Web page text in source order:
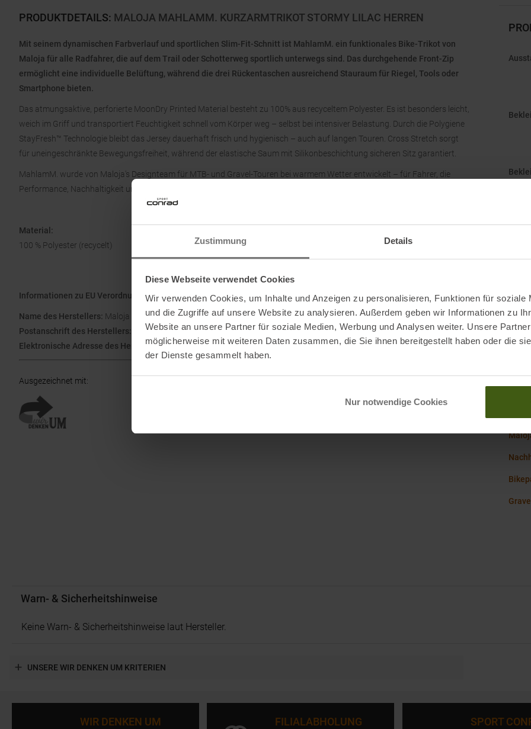
Zustimmung Details
Diese Webseite verwendet Cookies
Wir verwenden Cookies, um Inhalte und Anzeigen zu personalisieren, Funktionen für soziale
und die Zugriffe auf unsere Website zu analysieren. Außerdem geben wir Informationen zu
Website an unsere Partner für soziale Medien, Werbung und Analysen weiter. Unsere
möglicherweise mit weiteren Daten zusammen, die Sie ihnen bereitgestellt haben oder die
der Dienste gesammelt haben.
Nur notwendige Cookies
PRODUKTDETAILS: MALOJA MAHLAMM. KURZARMTRIKOT STORMY LILAC HERREN
Mit seinem dynamischen Farbverlauf und sportlichen Slim-Fit-Schnitt ist MahlamM. ein funktionales Bike-Trikot von
Maloja für alle Radfahrer, die auf dem Trail oder Schotterweg sportlich unterwegs sind. Das durchgehende Front-Zip
ermöglicht eine individuelle Belüftung, während die drei Rückentaschen ausreichend Stauraum für Riegel, Tools oder
Smartphone bieten.
Das atmungsaktive, perforierte MoonDry Printed Material besteht zu 100% aus recyceltem Polyester. Es ist besonders leicht,
weich im Griff und transportiert Feuchtigkeit schnell vom Körper weg – selbst bei intensiver Belastung. Durch die Polygiene
StayFresh™ Technologie bleibt das Jersey dauerhaft frisch und hygienisch – auch auf langen Touren. Cross Stretch sorgt
für uneingeschränkte Bewegungsfreiheit, während der elastische Saum mit Silikonbeschichtung sicheren Sitz garantiert.
MahlamM. wurde von Maloja's Designteam für MTB- und Gravel-Touren bei warmem Wetter entwickelt – für Fahrer, die
Performance, Nachhaltigkeit und durchdachte Funktion in einem durchgestylten Trikot suchen.
Material:
100 % Polyester (recycelt)
Informationen zu EU Verordnung GPSR
Name des Herstellers: Maloja Clothing GmbH
Postanschrift des Herstellers:
Bach 1, 83253 Rimsting (Germany)
Elektronische Adresse des Herstellers:info@maloja.de
Ausgezeichnet mit:
Warn- & Sicherheitshinweise
Keine Warn- & Sicherheitshinweise laut Hersteller.
UNSERE WIR DENKEN UM KRITERIEN
WIR DENKEN UM FILIALABHOLUNG
SPORT